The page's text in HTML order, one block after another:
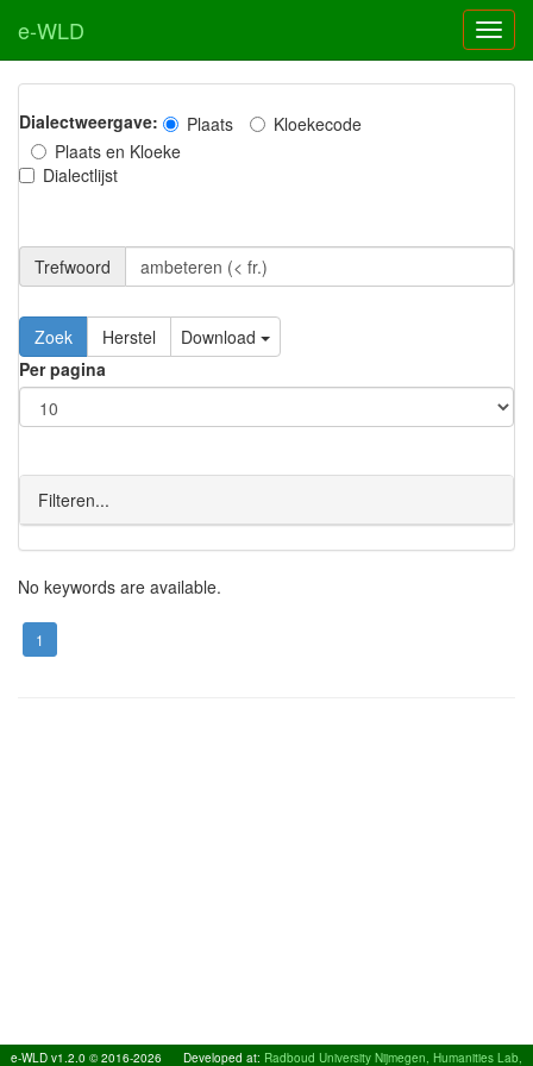
e-WLD
Dialectweergave: Plaats
Kloekecode
Plaats en Kloeke
Dialectlijst
Trefwoord
Download
Per pagina
Filteren...
No keywords are available.
1
e-WLD v1.2.0 © 2016-2026 Developed at: Radboud University Nijmegen, Humanities Lab,